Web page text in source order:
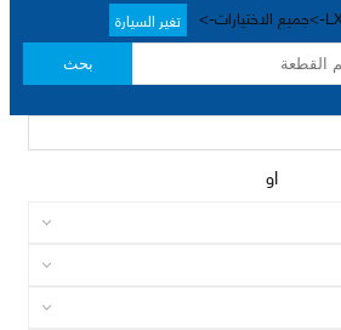
تغير السيارة
بحث
او